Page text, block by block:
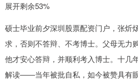
展开剩余53%
硕士毕业前夕深圳股票配资门户，张炘
求，否则不答辩、不考博士。父母无力
他才安心答辩，并顺利考入博士。十几
解读——当年被批自私，如今被赞具有